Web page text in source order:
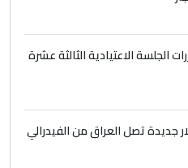
حامدتركان. كلام
الحقيقي للإنسان
الأرض.. بلاد
الجلسة الاعتيادية الثالثة عشرة